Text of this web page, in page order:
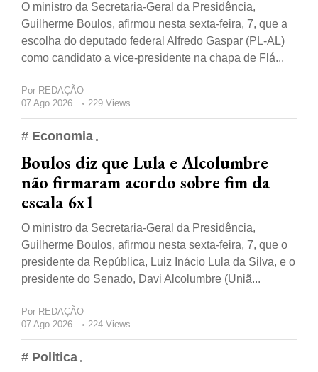
O ministro da Secretaria-Geral da Presidência,
Guilherme Boulos, afirmou nesta sexta-feira, 7, que a
escolha do deputado federal Alfredo Gaspar (PL-AL)
como candidato a vice-presidente na chapa de Flá...
Por REDAÇÃO
07 Ago 2026
229 Views
# Economia
Boulos diz que Lula e Alcolumbre
não firmaram acordo sobre fim da
escala 6x1
O ministro da Secretaria-Geral da Presidência,
Guilherme Boulos, afirmou nesta sexta-feira, 7, que o
presidente da República, Luiz Inácio Lula da Silva, e o
presidente do Senado, Davi Alcolumbre (Uniã...
Por REDAÇÃO
07 Ago 2026
224 Views
# Politica